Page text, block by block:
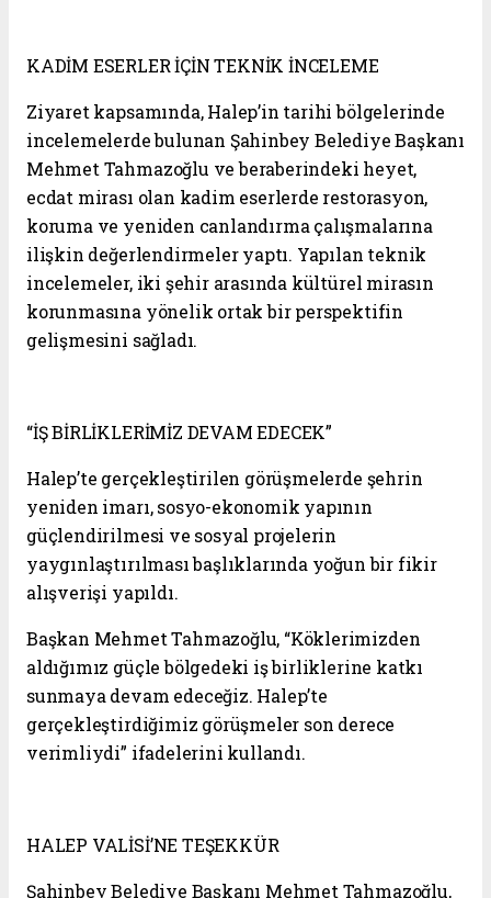
KADİM ESERLER İÇİN TEKNİK İNCELEME
Ziyaret kapsamında, Halep’in tarihi bölgelerinde
incelemelerde bulunan Şahinbey Belediye Başkanı
Mehmet Tahmazoğlu ve beraberindeki heyet,
ecdat mirası olan kadim eserlerde restorasyon,
koruma ve yeniden canlandırma çalışmalarına
ilişkin değerlendirmeler yaptı. Yapılan teknik
incelemeler, iki şehir arasında kültürel mirasın
korunmasına yönelik ortak bir perspektifin
gelişmesini sağladı.
“İŞ BİRLİKLERİMİZ DEVAM EDECEK”
Halep’te gerçekleştirilen görüşmelerde şehrin
yeniden imarı, sosyo-ekonomik yapının
güçlendirilmesi ve sosyal projelerin
yaygınlaştırılması başlıklarında yoğun bir fikir
alışverişi yapıldı.
Başkan Mehmet Tahmazoğlu, “Köklerimizden
aldığımız güçle bölgedeki iş birliklerine katkı
sunmaya devam edeceğiz. Halep’te
gerçekleştirdiğimiz görüşmeler son derece
verimliydi” ifadelerini kullandı.
HALEP VALİSİ’NE TEŞEKKÜR
Şahinbey Belediye Başkanı Mehmet Tahmazoğlu,